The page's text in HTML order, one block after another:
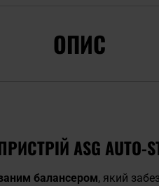
ОПИС
ASG AUTO-
балансером, який